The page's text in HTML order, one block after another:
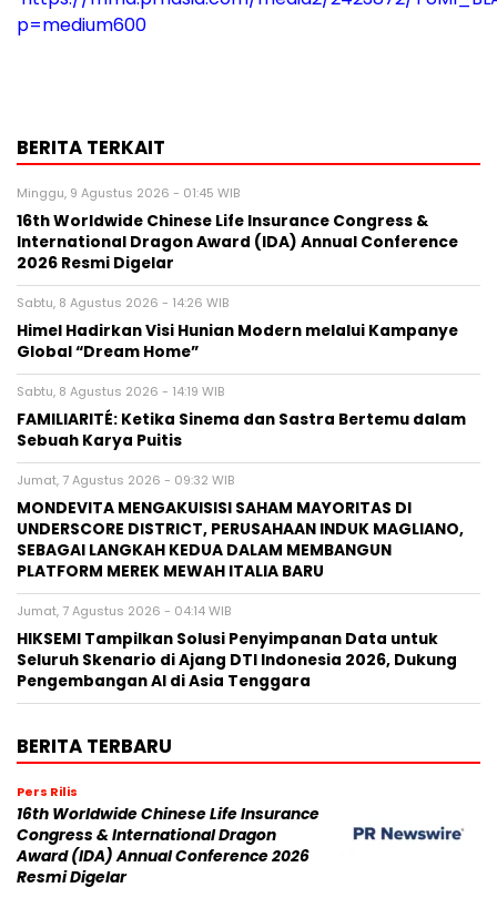
p=medium600
BERITA TERKAIT
Minggu, 9 Agustus 2026 - 01:45 WIB
16th Worldwide Chinese Life Insurance Congress &
International Dragon Award (IDA) Annual Conference
2026 Resmi Digelar
Sabtu, 8 Agustus 2026 - 14:26 WIB
Himel Hadirkan Visi Hunian Modern melalui Kampanye
Global “Dream Home”
Sabtu, 8 Agustus 2026 - 14:19 WIB
FAMILIARITÉ: Ketika Sinema dan Sastra Bertemu dalam
Sebuah Karya Puitis
Jumat, 7 Agustus 2026 - 09:32 WIB
MONDEVITA MENGAKUISISI SAHAM MAYORITAS DI
UNDERSCORE DISTRICT, PERUSAHAAN INDUK MAGLIANO,
SEBAGAI LANGKAH KEDUA DALAM MEMBANGUN
PLATFORM MEREK MEWAH ITALIA BARU
Jumat, 7 Agustus 2026 - 04:14 WIB
HIKSEMI Tampilkan Solusi Penyimpanan Data untuk
Seluruh Skenario di Ajang DTI Indonesia 2026, Dukung
Pengembangan AI di Asia Tenggara
BERITA TERBARU
Pers Rilis
16th Worldwide Chinese Life Insurance
Congress & International Dragon
Award (IDA) Annual Conference 2026
Resmi Digelar